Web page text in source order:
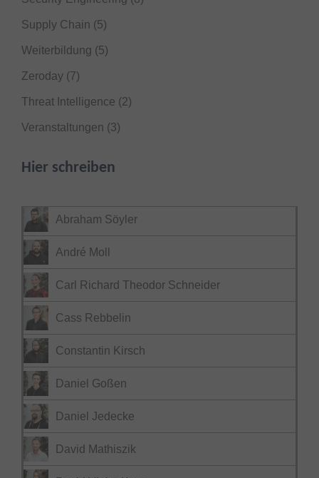
Supply Chain (5)
Weiterbildung (5)
Zeroday (7)
Threat Intelligence (2)
Veranstaltungen (3)
Hier schreiben
Abraham Söyler
André Moll
Carl Richard Theodor Schneider
Cass Rebbelin
Constantin Kirsch
Daniel Goßen
Daniel Jedecke
David Mathiszik